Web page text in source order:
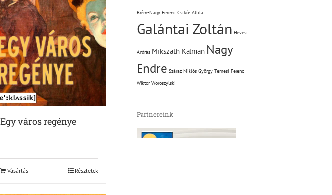
Egy város regénye
Vásárlás Részletek
Brém-Nagy Ferenc Csikós Attila
Galántai Zoltán Hevesi
András Mikszáth Kálmán Nagy
Endre Száraz Miklós György Temesi Ferenc
Wiktor Woroszylski
Partnereink